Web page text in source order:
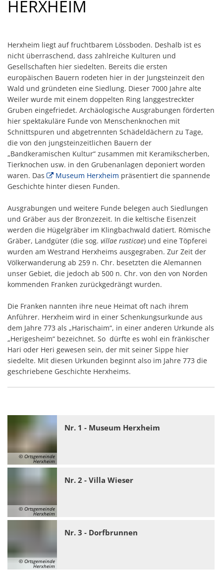
Wirtschaftsstruktur
ISEK
HERXHEIM
Herxheim liegt auf fruchtbarem Lössboden. Deshalb ist es
nicht überraschend, dass zahlreiche Kulturen und
Gesellschaften hier siedelten. Bereits die ersten
europäischen Bauern rodeten hier in der Jungsteinzeit den
Wald und gründeten eine Siedlung. Dieser 7000 Jahre alte
Weiler wurde mit einem doppelten Ring langgestreckter
Gruben eingefriedet. Archäologische Ausgrabungen förderten
hier spektakuläre Funde von Menschenknochen mit
Schnittspuren und abgetrennten Schädeldächern zu Tage,
die von den jungsteinzeitlichen Bauern der
„Bandkeramischen Kultur“ zusammen mit Keramikscherben,
Tierknochen usw. in den Grubenanlagen deponiert worden
waren. Das
Museum Herxheim präsentiert die spannende
Geschichte hinter diesen Funden.
Ausgrabungen und weitere Funde belegen auch Siedlungen
und Gräber aus der Bronzezeit. In die keltische Eisenzeit
werden die Hügelgräber im Klingbachwald datiert. Römische
Gräber, Landgüter (die sog. villae rusticae) und eine Töpferei
wurden am Westrand Herxheims ausgegraben. Zur Zeit der
Völkerwanderung ab 259 n. Chr. besetzten die Alemannen
unser Gebiet, die jedoch ab 500 n. Chr. von den von Norden
kommenden Franken zurückgedrängt wurden.
Die Franken nannten ihre neue Heimat oft nach ihrem
Anführer. Herxheim wird in einer Schenkungsurkunde aus
dem Jahre 773 als „Harischaim“, in einer anderen Urkunde als
„Herigesheim“ bezeichnet. So dürfte es wohl ein fränkischer
Hari oder Heri gewesen sein, der mit seiner Sippe hier
siedelte. Mit diesen Urkunden beginnt also im Jahre 773 die
geschriebene Geschichte Herxheims.
© Ortsgemeinde
Herxheim
Nr. 1 - Museum Herxheim
© Ortsgemeinde
Herxheim
Nr. 2 - Villa Wieser
© Ortsgemeinde
Herxheim
Nr. 3 - Dorfbrunnen